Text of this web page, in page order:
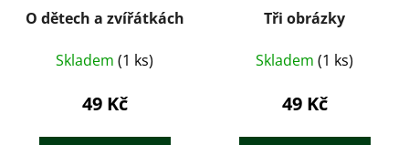
O dětech a zvířátkách
Skladem (1 ks)
49 Kč
Tři obrázky
Skladem (1 ks)
49 Kč